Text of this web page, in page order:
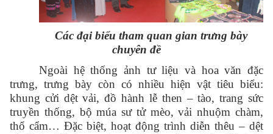
Các đại biểu tham quan gian trưng bày
chuyên đề
Ngoài hệ thống ảnh tư liệu và hoa văn đặc
trưng, trưng bày còn có nhiều hiện vật tiêu biểu:
khung cửi dệt vải, đồ hành lễ then – tào, trang sức
truyền thống, bộ múa sư tử mèo, vải nhuộm chàm,
thổ cẩm… Đặc biệt, hoạt động trình diễn thêu – dệt